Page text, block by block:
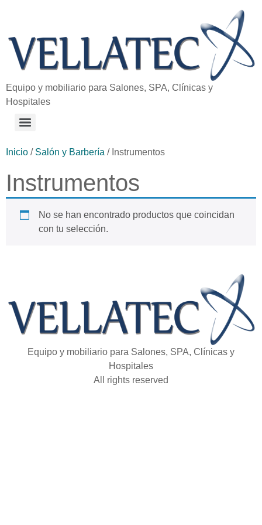
Equipo y mobiliario para Salones, SPA, Clínicas y
Hospitales
Inicio / Salón y Barbería / Instrumentos
Instrumentos
No se han encontrado productos que coincidan
con tu selección.
Equipo y mobiliario para Salones, SPA, Clínicas y
Hospitales
All rights reserved